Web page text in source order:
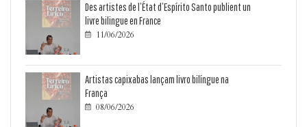
Des artistes de l’État d’Espírito Santo publient un
livre bilingue en France
 11/06/2026
Artistas capixabas lançam livro bilíngue na
França
 08/06/2026